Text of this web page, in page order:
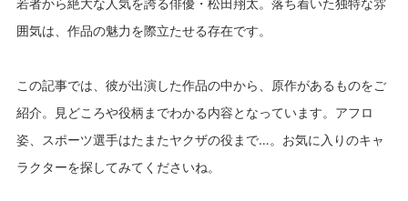
若者から絶大な人気を誇る俳優・松田翔太。落ち着いた独特な雰
囲気は、作品の魅力を際立たせる存在です。
この記事では、彼が出演した作品の中から、原作があるものをご
紹介。見どころや役柄までわかる内容となっています。アフロ
姿、スポーツ選手はたまたヤクザの役まで…。お気に入りのキャ
ラクターを探してみてくださいね。